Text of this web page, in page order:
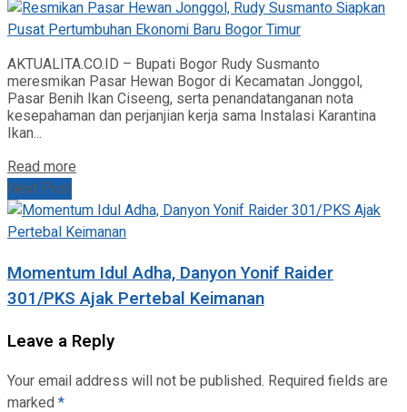
AKTUALITA.CO.ID – Bupati Bogor Rudy Susmanto
meresmikan Pasar Hewan Bogor di Kecamatan Jonggol,
Pasar Benih Ikan Ciseeng, serta penandatanganan nota
kesepahaman dan perjanjian kerja sama Instalasi Karantina
Ikan...
Read more
Next Post
Momentum Idul Adha, Danyon Yonif Raider
301/PKS Ajak Pertebal Keimanan
Leave a Reply
Your email address will not be published. Required fields are
marked*